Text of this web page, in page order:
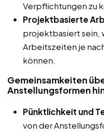
Verpflichtungen zu
Projektbasierte
projektbasiert sein,
Arbeitszeiten je
können.
Gemeinsamkeiten
Anstellungsformen
Pünktlichkeit und
von der